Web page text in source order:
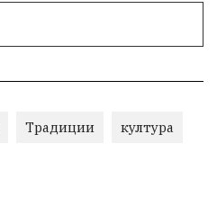
Традиции култура